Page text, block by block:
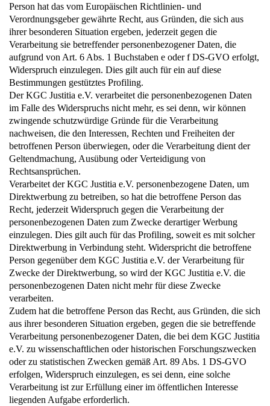
Person hat das vom Europäischen Richtlinien- und
Verordnungsgeber gewährte Recht, aus Gründen, die sich aus
ihrer besonderen Situation ergeben, jederzeit gegen die
Verarbeitung sie betreffender personenbezogener Daten, die
aufgrund von Art. 6 Abs. 1 Buchstaben e oder f DS-GVO erfolgt,
Widerspruch einzulegen. Dies gilt auch für ein auf diese
Bestimmungen gestütztes Profiling.
Der KGC Justitia e.V. verarbeitet die personenbezogenen Daten
im Falle des Widerspruchs nicht mehr, es sei denn, wir können
zwingende schutzwürdige Gründe für die Verarbeitung
nachweisen, die den Interessen, Rechten und Freiheiten der
betroffenen Person überwiegen, oder die Verarbeitung dient der
Geltendmachung, Ausübung oder Verteidigung von
Rechtsansprüchen.
Verarbeitet der KGC Justitia e.V. personenbezogene Daten, um
Direktwerbung zu betreiben, so hat die betroffene Person das
Recht, jederzeit Widerspruch gegen die Verarbeitung der
personenbezogenen Daten zum Zwecke derartiger Werbung
einzulegen. Dies gilt auch für das Profiling, soweit es mit solcher
Direktwerbung in Verbindung steht. Widerspricht die betroffene
Person gegenüber dem KGC Justitia e.V. der Verarbeitung für
Zwecke der Direktwerbung, so wird derKGC Justitia e.V. die
personenbezogenen Daten nicht mehr für diese Zwecke
verarbeiten.
Zudem hat die betroffene Person das Recht, aus Gründen, die sich
aus ihrer besonderen Situation ergeben, gegen die sie betreffende
Verarbeitung personenbezogener Daten, die bei dem KGC Justitia
e.V. zu wissenschaftlichen oder historischen Forschungszwecken
oder zu statistischen Zwecken gemäß Art. 89 Abs. 1 DS-GVO
erfolgen, Widerspruch einzulegen, es sei denn, eine solche
Verarbeitung ist zur Erfüllung einer im öffentlichen Interesse
liegenden Aufgabe erforderlich.